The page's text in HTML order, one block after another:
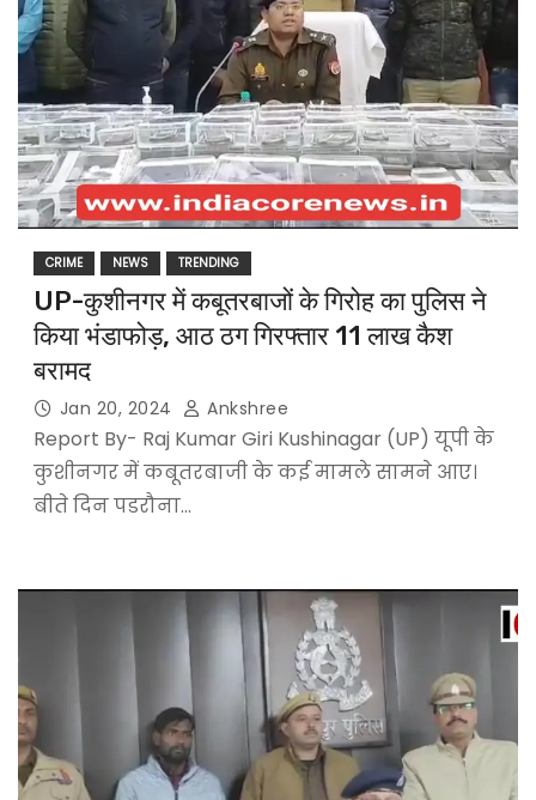
CRIME NEWS TRENDING
UP-कुशीनगर में कबूतरबाजों के गिरोह का पुलिस ने
किया भंडाफोड़, आठ ठग गिरफ्तार 11 लाख कैश
बरामद
Jan 20, 2024 Ankshree
Report By- Raj Kumar Giri Kushinagar (UP) यूपी के
कुशीनगर में कबूतरबाजी के कई मामले सामने आए।
बीते दिन पडरौना…